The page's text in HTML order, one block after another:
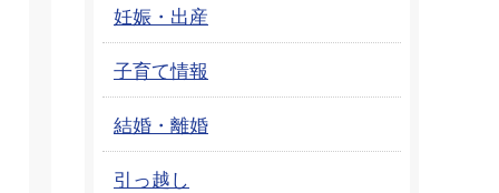
妊娠・出産
子育て情報
結婚・離婚
引っ越し